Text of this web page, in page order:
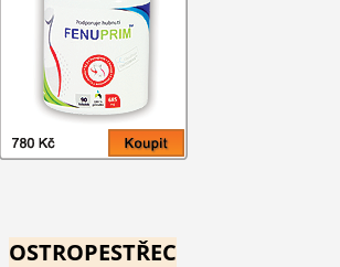
OSTROPESTŘEC